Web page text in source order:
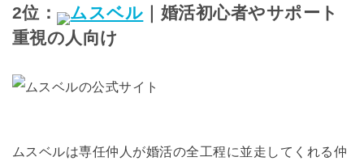
2位： ムスベル ｜婚活初心者やサポート
重視の人向け
ムスベルは専任仲人が婚活の全工程に並走してくれる仲